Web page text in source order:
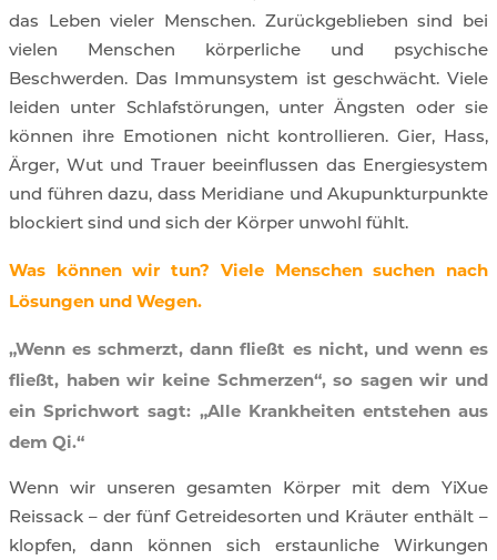
das Leben vieler Menschen. Zurückgeblieben sind bei
vielen Menschen körperliche und psychische
Beschwerden. Das Immunsystem ist geschwächt. Viele
leiden unter Schlafstörungen, unter Ängsten oder sie
können ihre Emotionen nicht kontrollieren. Gier, Hass,
Ärger, Wut und Trauer beeinflussen das Energiesystem
und führen dazu, dass Meridiane und Akupunkturpunkte
blockiert sind und sich der Körper unwohl fühlt.
Was können wir tun? Viele Menschen suchen nach
Lösungen und Wegen.
„Wenn es schmerzt, dann fließt es nicht, und wenn es
fließt, haben wir keine Schmerzen“, so sagen wir und
ein Sprichwort sagt: „Alle Krankheiten entstehen aus
dem Qi.“
Wenn wir unseren gesamten Körper mit dem YiXue
Reissack – der fünf Getreidesorten und Kräuter enthält –
klopfen, dann können sich erstaunliche Wirkungen